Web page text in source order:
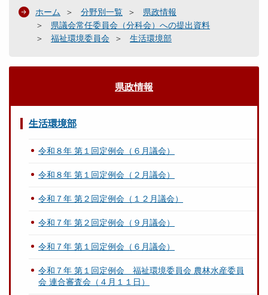
ホーム 分野別一覧
県政情報
県議会常任委員会（分科会）への提出資料
福祉環境委員会
生活環境部
県政情報
生活環境部
令和８年 第１回定例会（６月議会）
令和８年 第１回定例会（２月議会）
令和７年 第２回定例会（１２月議会）
令和７年 第２回定例会（９月議会）
令和７年 第１回定例会（６月議会）
令和７年 第１回定例会 福祉環境委員会 農林水産委員
会 連合審査会（４月１１日）